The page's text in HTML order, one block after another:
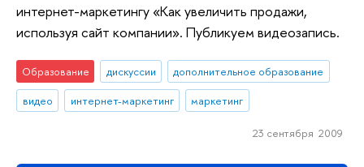
интернет-маркетингу «Как увеличить продажи,
используя сайт компании». Публикуем видеозапись.
Образование дискуссии
дополнительное образование
видео
интернет-маркетинг маркетинг
23 сентября 2009